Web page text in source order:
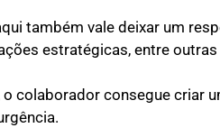
também vale deixar um
estratégicas, entre
colaborador consegue criar